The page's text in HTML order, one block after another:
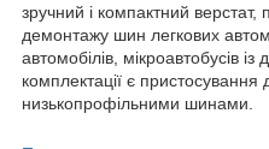
зручний і компактний
демонтажу шин легкових
автомобілів, мікроавтобусів
комплектації є пристосування
низькопрофільними шинами.